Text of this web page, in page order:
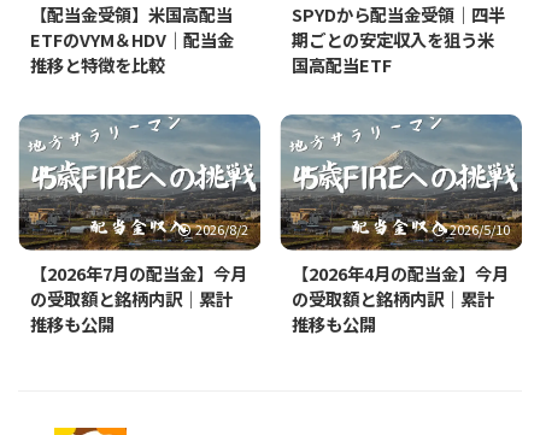
【配当金受領】米国高配当
ETFのVYM＆HDV｜配当金
推移と特徴を比較
SPYDから配当金受領｜四半
期ごとの安定収入を狙う米
国高配当ETF
2026/8/2
【2026年7月の配当金】今月
の受取額と銘柄内訳｜累計
推移も公開
2026/5/10
【2026年4月の配当金】今月
の受取額と銘柄内訳｜累計
推移も公開